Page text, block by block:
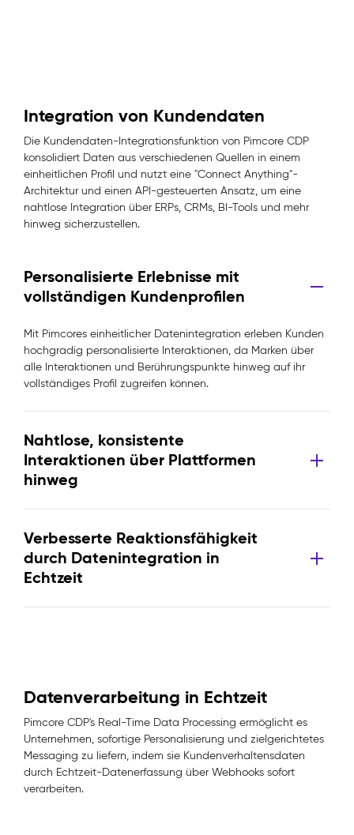
Integration von Kundendaten
Die Kundendaten-Integrationsfunktion von Pimcore CDP
konsolidiert Daten aus verschiedenen Quellen in einem
einheitlichen Profil und nutzt eine "Connect Anything"-
Architektur und einen API-gesteuerten Ansatz, um eine
nahtlose Integration über ERPs, CRMs, BI-Tools und mehr
hinweg sicherzustellen.
Personalisierte Erlebnisse mit
vollständigen Kundenprofilen
Mit Pimcores einheitlicher Datenintegration erleben Kunden
hochgradig personalisierte Interaktionen, da Marken über
alle Interaktionen und Berührungspunkte hinweg auf ihr
vollständiges Profil zugreifen können.
Nahtlose, konsistente
Interaktionen über Plattformen
hinweg
Verbesserte Reaktionsfähigkeit
durch Datenintegration in
Echtzeit
Datenverarbeitung in Echtzeit
Pimcore CDP's Real-Time Data Processing ermöglicht es
Unternehmen, sofortige Personalisierung und zielgerichtetes
Messaging zu liefern, indem sie Kundenverhaltensdaten
durch Echtzeit-Datenerfassung über Webhooks sofort
verarbeiten.